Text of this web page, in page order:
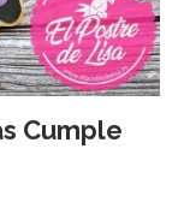
Cumple